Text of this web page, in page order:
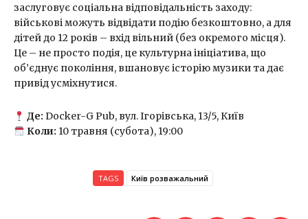
заслуговує соціальна відповідальність заходу:
військові можуть відвідати подію безкоштовно, а для
дітей до 12 років – вхід вільний (без окремого місця).
Це – не просто подія, це культурна ініціатива, що
об’єднує покоління, вшановує історію музики та дає
привід усміхнутися.
Де: Docker-G Pub, вул. Ігорівська, 13/5, Київ
Коли: 10 травня (субота), 19:00
TAGS Київ розважальний